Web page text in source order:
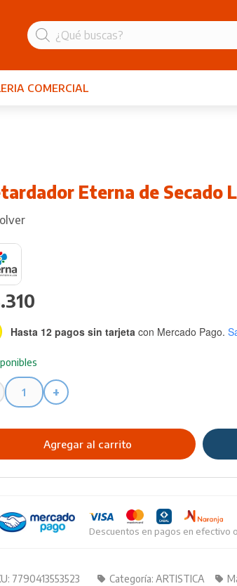
Búsqueda
de
productos
COMERCIAL
Eterna de Secado
Hasta 12 pagos sin tarjeta con Mercado Pago.
+
Agregar al carrito
7790413553523 Categoría: ARTISTICA
Descuentos en pagos en efectivo